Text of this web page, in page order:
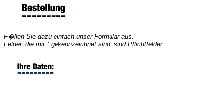
F�llen Sie dazu einfach unser Formular aus.
Felder, die mit * gekennzeichnet sind, sind Pflichtfelder.